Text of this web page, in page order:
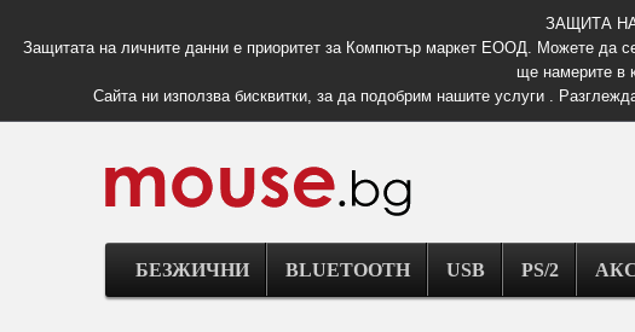
ЗАЩИТА
Защитата на личните данни е приоритет за Компютър маркет ЕООД. Можете да
ще намерите в
Сайта ни използва бисквитки, за да подобрим нашите услуги .
БЕЗЖИЧНИ BLUETOOTH USB PS/2